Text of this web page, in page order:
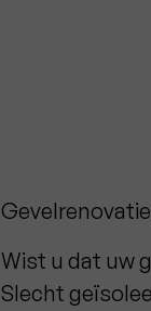
Wist u dat uw
Slecht